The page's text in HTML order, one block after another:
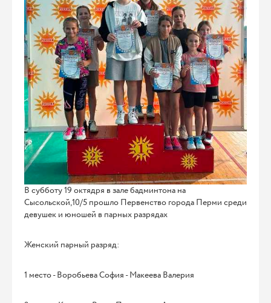
В субботу 19 октядря в зале бадминтона на
Сысольской,10/5 прошло Первенство города Перми среди
девушек и юношей в парных разрядах
Женский парный разряд:
1 место - Воробьева София - Макеева Валерия